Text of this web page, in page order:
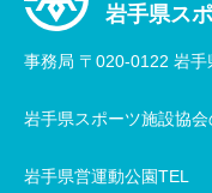
岩手県ス
事務局 〒020-0122 岩手
岩手県スポーツ施設協
岩手県営運動公園TEL